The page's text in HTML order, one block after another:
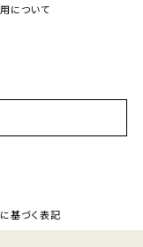
について
基づく表記